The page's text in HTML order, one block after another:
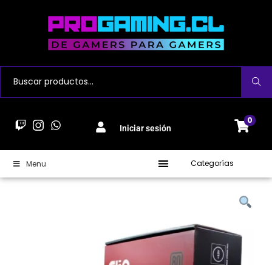
Buscar
Iniciar sesión
0
Menu Categorías